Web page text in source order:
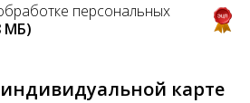
персональных
MБ)
карте